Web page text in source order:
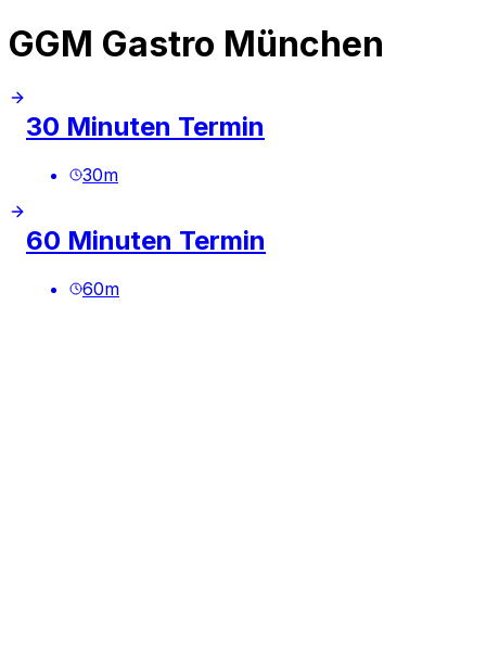
GGM Gastro München
30 Minuten Termin
30m
60 Minuten Termin
60m